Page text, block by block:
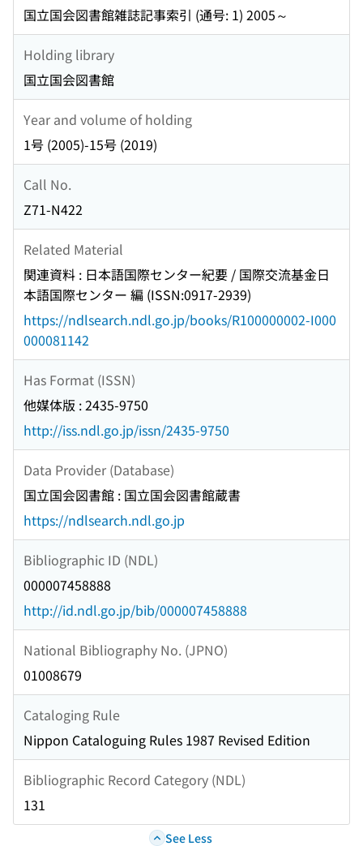
国立国会図書館雑誌記事索引 (通号: 1) 2005～
Holding library
国立国会図書館
Year and volume of holding
1号 (2005)-15号 (2019)
Call No.
Z71-N422
Related Material
関連資料 : 日本語国際センター紀要 / 国際交流基金日
本語国際センター 編 (ISSN:0917-2939)
https://ndlsearch.ndl.go.jp/books/R100000002-I000
000081142
Has Format (ISSN)
他媒体版 : 2435-9750
http://iss.ndl.go.jp/issn/2435-9750
Data Provider (Database)
国立国会図書館 : 国立国会図書館蔵書
https://ndlsearch.ndl.go.jp
Bibliographic ID (NDL)
000007458888
http://id.ndl.go.jp/bib/000007458888
National Bibliography No. (JPNO)
01008679
Cataloging Rule
Nippon Cataloguing Rules 1987 Revised Edition
Bibliographic Record Category (NDL)
131
See Less